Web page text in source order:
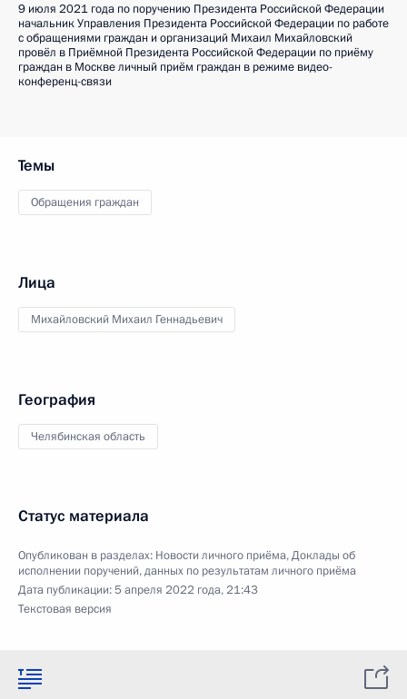
9 июля 2021 года по поручению Президента Российской Федерации
начальник Управления Президента Российской Федерации по работе
с обращениями граждан и организаций Михаил Михайловский
провёл в Приёмной Президента Российской Федерации по приёму
граждан в Москве личный приём граждан в режиме видео-
конференц-связи
Темы
Обращения граждан
Лица
Михайловский Михаил Геннадьевич
География
Челябинская область
Статус материала
Опубликован в разделах: Новости личного приёма,Доклады об
исполнении поручений, данных по результатам личного приёма
Дата публикации:5 апреля 2022 года, 21:43
Текстовая версия